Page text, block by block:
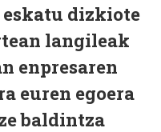
dizkiote
langileak
enpresaren
euren egoera
baldintza